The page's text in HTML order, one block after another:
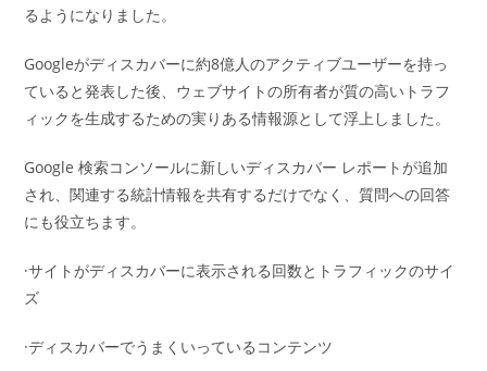
るようになりました。
Googleがディスカバーに約8億人のアクティブユーザーを持っ
ていると発表した後、ウェブサイトの所有者が質の高いトラフ
ィックを生成するための実りある情報源として浮上しました。
Google 検索コンソールに新しいディスカバー レポートが追加
され、関連する統計情報を共有するだけでなく、質問への回答
にも役立ちます。
·サイトがディスカバーに表示される回数とトラフィックのサイ
ズ
·ディスカバーでうまくいっているコンテンツ